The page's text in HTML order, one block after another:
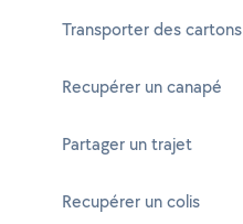
Transporter des cartons
Recupérer un canapé
Partager un trajet
Recupérer un colis